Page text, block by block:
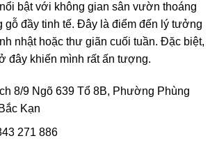
nổi bật với không gian sân vườn thoáng
gỗ đầy tinh tế. Đây là điểm đến lý tưởng
nhật hoặc thư giãn cuối tuần. Đặc biệt,
đây khiến mình rất ấn tượng.
8/9 Ngõ 639 Tổ 8B, Phường Phùng
Kạn
271 886